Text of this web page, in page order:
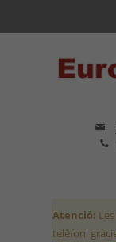
Atenció:
telèfon,